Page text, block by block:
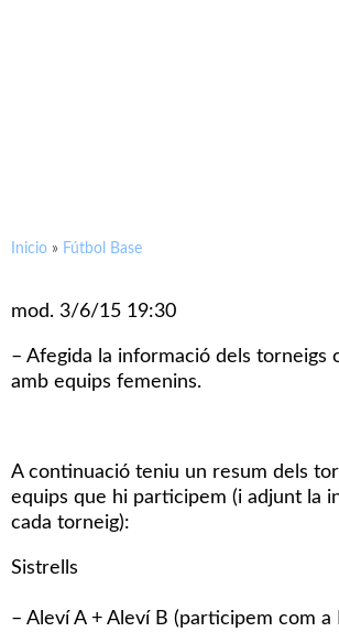
Inicio » Fútbol Base
mod. 3/6/15 19:30
– Afegida la informació dels torneigs
amb equips femenins.
A continuació teniu un resum dels
equips que hi participem (i adjunt la
cada torneig):
Sistrells
– Aleví A + Aleví B (participem com